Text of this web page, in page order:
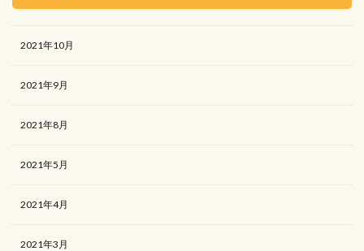
2021年10月
2021年9月
2021年8月
2021年5月
2021年4月
2021年3月